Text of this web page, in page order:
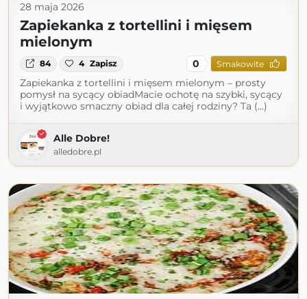
28 maja 2026
Zapiekanka z tortellini i mięsem
mielonym
84 4 Zapisz 0 Smakowite
Zapiekanka z tortellini i mięsem mielonym – prosty
pomysł na sycący obiadMacie ochotę na szybki, sycący
i wyjątkowo smaczny obiad dla całej rodziny? Ta (...)
Alle Dobre!
alledobre.pl